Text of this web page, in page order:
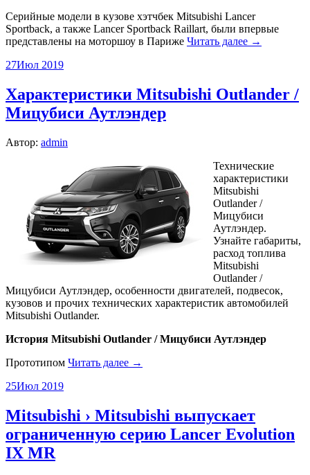
Серийные модели в кузове хэтчбек Mitsubishi Lancer
Sportback, а также Lancer Sportback Raillart, были впервые
представлены на моторшоу в Париже Читать далее →
27Июл 2019
Характеристики Mitsubishi Outlander /
Мицубиси Аутлэндер
Автор: admin
Технические
характеристики
Mitsubishi
Outlander /
Мицубиси
Аутлэндер.
Узнайте габариты,
расход топлива
Mitsubishi
Outlander /
Мицубиси Аутлэндер, особенности двигателей, подвесок,
кузовов и прочих технических характеристик автомобилей
Mitsubishi Outlander.
История Mitsubishi Outlander / Мицубиси Аутлэндер
Прототипом Читать далее →
25Июл 2019
Mitsubishi › Mitsubishi выпускает
ограниченную серию Lancer Evolution
IX MR